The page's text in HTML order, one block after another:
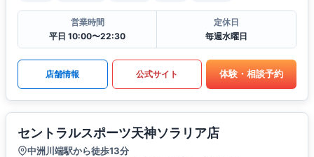
営業時間
平日 10:00〜22:30
定休日
毎週水曜日
店舗情報 公式サイト 体験・相談予約
セントラルスポーツ天神ソラリア店
中洲川端駅から徒歩13分